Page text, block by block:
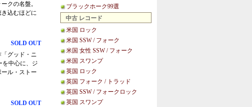
ブラックホーク99選
中古 レコード
米国 ロック
米国 SSW / フォーク
米国 女性 SSW / フォーク
米国 スワンプ
英国 ロック
英国 フォーク / トラッド
英国 SSW / フォークロック
英国 スワンプ
クの名盤。
込むほどに
SOLD OUT
グッド・ニ
を中心に、ジ
ル・ストー
SOLD OUT